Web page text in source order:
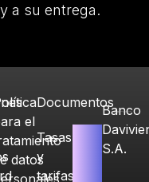
a su entrega.
el
datos
Documentos
Tasas
y
tarifas
Banco
S.A.